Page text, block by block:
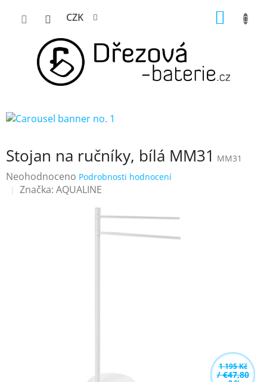
CZK
Stojan na ručníky, bílá MM31 MM31
Průměrné
hodnocení
Neohodnoceno Podrobnosti hodnocení
Značka: AQUALINE
1 195 Kč
/ €47,80